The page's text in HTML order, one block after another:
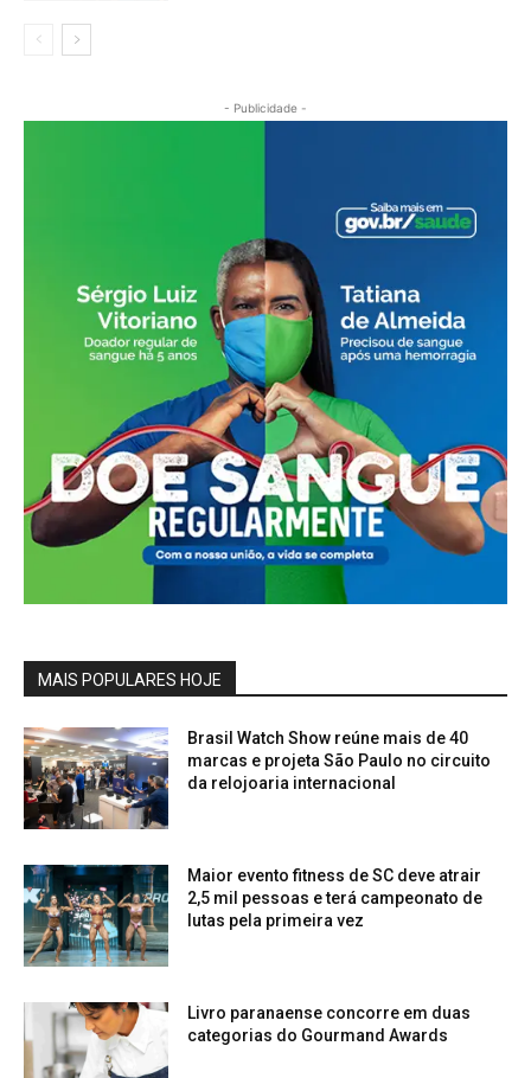
- Publicidade -
MAIS POPULARES HOJE
Brasil Watch Show reúne mais de 40
marcas e projeta São Paulo no circuito
da relojoaria internacional
Maior evento fitness de SC deve atrair
2,5 mil pessoas e terá campeonato de
lutas pela primeira vez
Livro paranaense concorre em duas
categorias do Gourmand Awards